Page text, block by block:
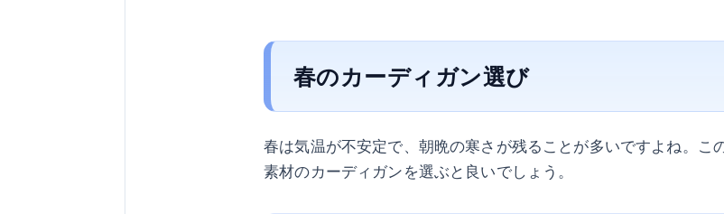
春のカーディガン選び
春は気温が不安定で、朝晩の寒さが残ることが多いですよね。こ
素材のカーディガンを選ぶと良いでしょう。